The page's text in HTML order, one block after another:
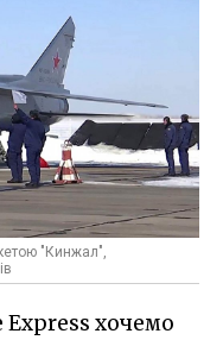
"Кинжал",
Express хочемо